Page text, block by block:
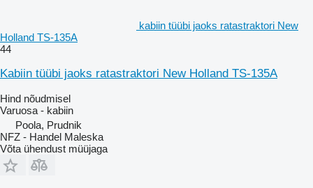
kabiin tüübi jaoks ratastraktori New
Holland TS-135A
44
Kabiin tüübi jaoks ratastraktori New Holland TS-135A
Hind nõudmisel
Varuosa - kabiin
Poola, Prudnik
NFZ - Handel Maleska
Võta ühendust müüjaga